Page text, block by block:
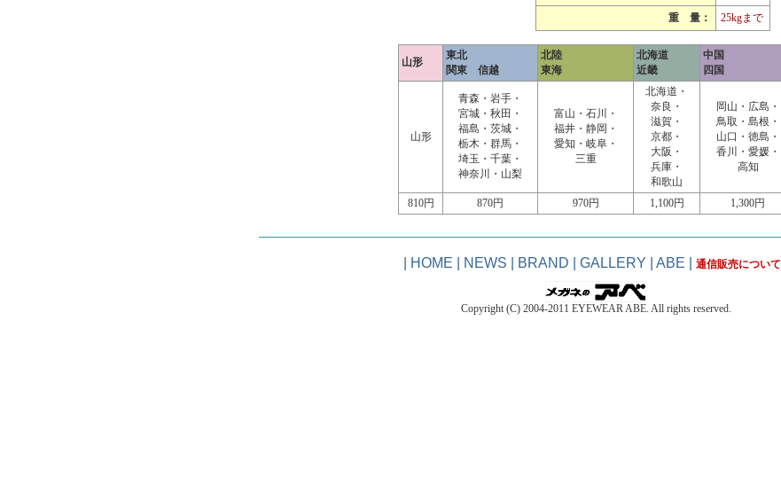
重 量：
25kgまで
山形
東北
関東 信越
北陸
東海
北海道
近畿
中国
四国
山形
青森・岩手・
宮城・秋田・
福島・茨城・
栃木・群馬・
埼玉・千葉・
神奈川・山梨
富山・石川・
福井・静岡・
愛知・岐阜・
三重
北海道・
奈良・
滋賀・
京都・
大阪・
兵庫・
和歌山
岡山・広島・
鳥取・島根・
山口・徳島・
香川・愛媛・
高知
810円 870円 970円 1,100円 1,300円
HOME NEWS BRAND GALLERY ABE 通信販売について
Copyright (C) 2004-2011 EYEWEAR ABE. All rights reserved.